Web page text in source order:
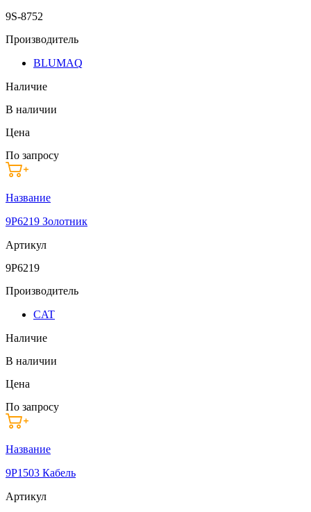
9S-8752
Производитель
BLUMAQ
Наличие
В наличии
Цена
По запросу
Название
9P6219 Золотник
Артикул
9P6219
Производитель
CAT
Наличие
В наличии
Цена
По запросу
Название
9P1503 Кабель
Артикул